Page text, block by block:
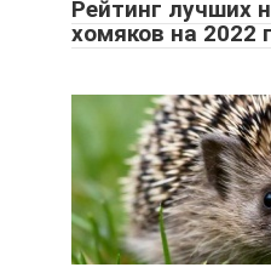
Рейтинг лучших
хомяков на 2022